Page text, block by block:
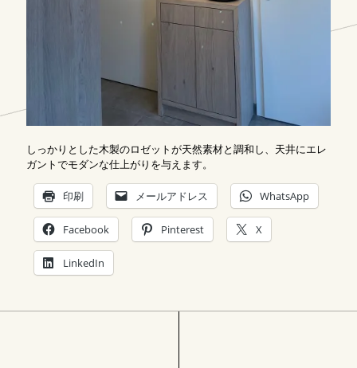
しっかりとした木製のロゼットが天然素材と調和し、天井にエレ
ガントでモダンな仕上がりを与えます。
印刷 メールアドレス WhatsApp
Facebook Pinterest X
LinkedIn